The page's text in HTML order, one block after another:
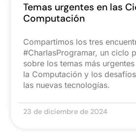
Temas urgentes en las
Computación
Compartimos los tres
#CharlasProgramar, un ciclo
sobre los temas más
la Computación y los
las nuevas tecnologías.
23 de diciembre de 2024